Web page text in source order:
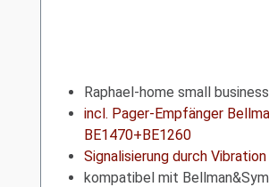
Raphael-home small
incl. Pager-Empfänger
BE1470+BE1260
Signalisierung durch Vibration
kompatibel mit